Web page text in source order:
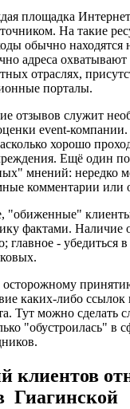
площадка
На такие
обычно находятся
адреса охватывают
отраслях,
порталы.
отзывов служит
event-
хорошо
Ещё один
мнений: нередко
комментарии или
"обиженные"
фактами. Наличие
главное - убедиться
каких-либо
Тут можно сделать
"обустроилась" в
клиентов
Гиагинской